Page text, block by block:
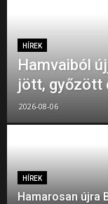
HÍREK
Hamvaiból
jött, győzött
2026-08-06
HÍREK
Hamarosan újra